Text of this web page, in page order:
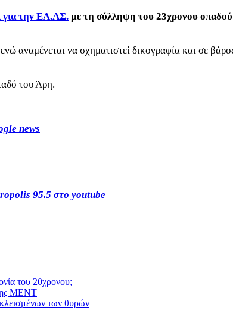
για την ΕΛ.ΑΣ. με τη σύλληψη του 23χρονου
αναμένεται να σχηματιστεί δικογραφία και σε
του Άρη.
news
95.5 στο youtube
του 20χρονου;
ΜΕΝΤ
των θυρών